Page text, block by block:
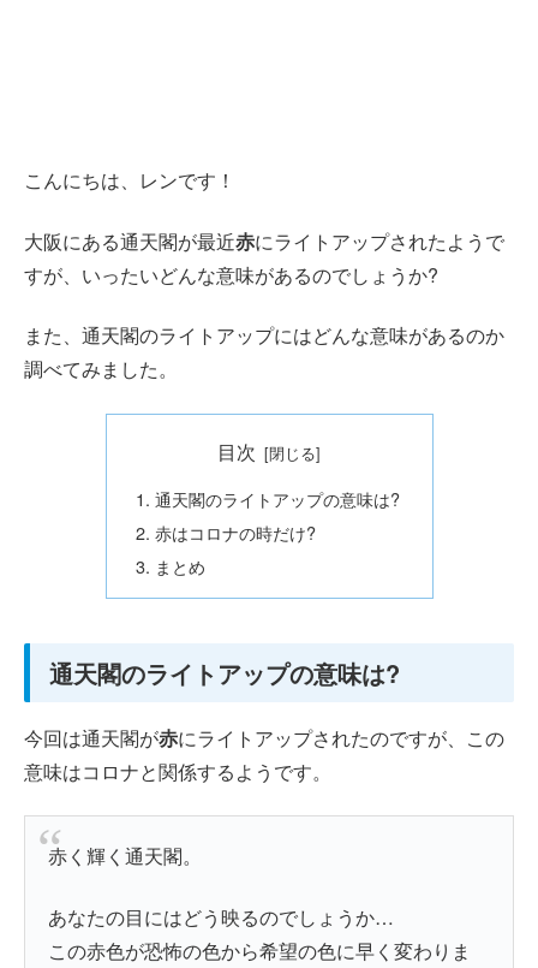
こんにちは、レンです！
大阪にある通天閣が最近赤にライトアップされたようで
すが、いったいどんな意味があるのでしょうか?
また、通天閣のライトアップにはどんな意味があるのか
調べてみました。
目次
通天閣のライトアップの意味は?
赤はコロナの時だけ?
まとめ
通天閣のライトアップの意味は?
今回は通天閣が赤にライトアップされたのですが、この
意味はコロナと関係するようです。
赤く輝く通天閣。
あなたの目にはどう映るのでしょうか…
この赤色が恐怖の色から希望の色に早く変わりま